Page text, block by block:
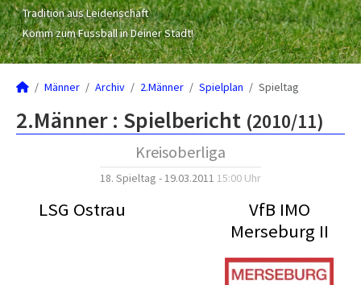
Tradition aus Leidenschaft
Komm zum Fussball in Deiner Stadt!
Männer Archiv 2.Männer Spielplan Spieltag
2.Männer : Spielbericht (2010/11)
Kreisoberliga
18. Spieltag - 19.03.2011 15:00 Uhr
LSG Ostrau
VfB IMO
Merseburg II